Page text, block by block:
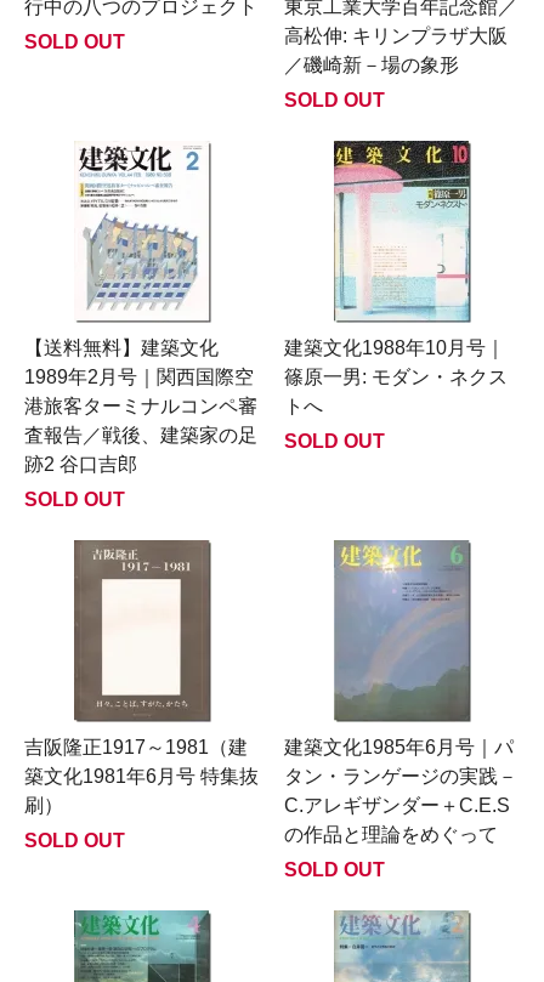
行中の八つのプロジェクト
SOLD OUT
東京工業大学百年記念館／
高松伸: キリンプラザ大阪
／磯崎新－場の象形
SOLD OUT
【送料無料】建築文化
1989年2月号｜関西国際空
港旅客ターミナルコンペ審
査報告／戦後、建築家の足
跡2 谷口吉郎
SOLD OUT
建築文化1988年10月号｜
篠原一男: モダン・ネクス
トへ
SOLD OUT
吉阪隆正1917～1981（建
築文化1981年6月号 特集抜
刷）
SOLD OUT
建築文化1985年6月号｜パ
タン・ランゲージの実践－
C.アレギザンダー＋C.E.S
の作品と理論をめぐって
SOLD OUT